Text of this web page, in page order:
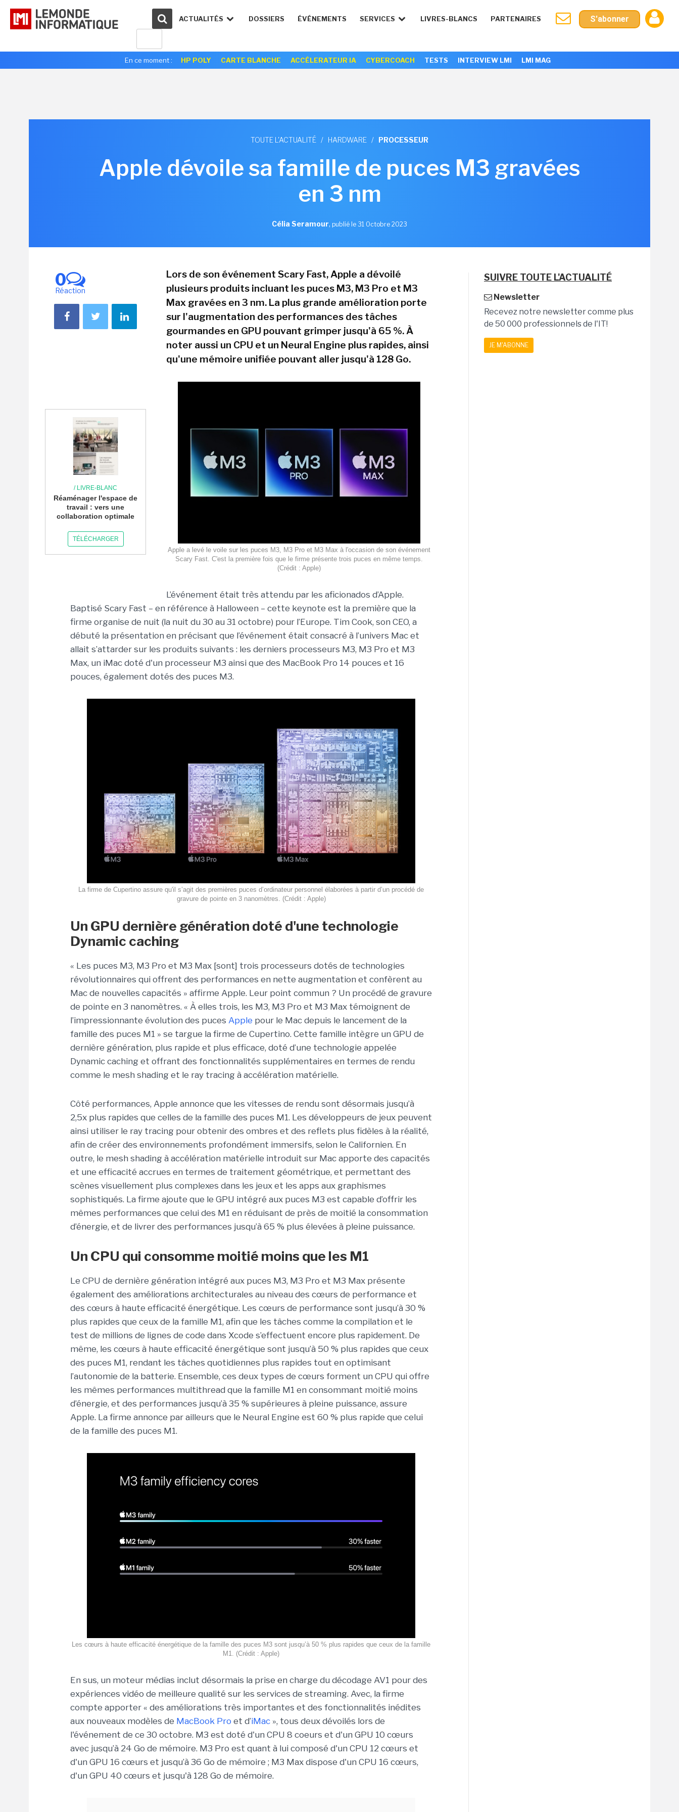
ACTUALITÉS DOSSIERS ÉVÉNEMENTS SERVICES LIVRES-BLANCS PARTENAIRES S'abonner
En ce moment : HP POLY CARTE BLANCHE ACCÉLERATEUR IA CYBERCOACH TESTS INTERVIEW LMI LMI MAG
TOUTE L'ACTUALITÉ / HARDWARE / PROCESSEUR
Apple dévoile sa famille de puces M3 gravées
en 3 nm
Célia Seramour, publié le 31 Octobre 2023
0
Réaction
/ LIVRE-BLANC
Réaménager l'espace de
travail : vers une
collaboration optimale
TÉLÉCHARGER
Lors de son événement Scary Fast, Apple a dévoilé
plusieurs produits incluant les puces M3, M3 Pro et M3
Max gravées en 3 nm. La plus grande amélioration porte
sur l'augmentation des performances des tâches
gourmandes en GPU pouvant grimper jusqu'à 65 %. À
noter aussi un CPU et un Neural Engine plus rapides, ainsi
qu'une mémoire unifiée pouvant aller jusqu'à 128 Go.
Apple a levé le voile sur les puces M3, M3 Pro et M3 Max à l'occasion de son événement
Scary Fast. C'est la première fois que le firme présente trois puces en même temps.
(Crédit : Apple)
L’événement était très attendu par les aficionados d’Apple.
Baptisé Scary Fast – en référence à Halloween – cette keynote est la première que la
firme organise de nuit (la nuit du 30 au 31 octobre) pour l’Europe. Tim Cook, son CEO, a
débuté la présentation en précisant que l’événement était consacré à l’univers Mac et
allait s’attarder sur les produits suivants : les derniers processeurs M3, M3 Pro et M3
Max, un iMac doté d'un processeur M3 ainsi que des MacBook Pro 14 pouces et 16
pouces, également dotés des puces M3.
La firme de Cupertino assure qu'il s’agit des premières puces d’ordinateur personnel élaborées à partir d’un procédé de
gravure de pointe en 3 nanomètres. (Crédit : Apple)
Un GPU dernière génération doté d'une technologie
Dynamic caching
« Les puces M3, M3 Pro et M3 Max [sont] trois processeurs dotés de technologies
révolutionnaires qui offrent des performances en nette augmentation et confèrent au
Mac de nouvelles capacités » affirme Apple. Leur point commun ? Un procédé de gravure
de pointe en 3 nanomètres. « À elles trois, les M3, M3 Pro et M3 Max témoignent de
l’impressionnante évolution des puces Apple pour le Mac depuis le lancement de la
famille des puces M1 » se targue la firme de Cupertino. Cette famille intègre un GPU de
dernière génération, plus rapide et plus efficace, doté d’une technologie appelée
Dynamic caching et offrant des fonctionnalités supplémentaires en termes de rendu
comme le mesh shading et le ray tracing à accélération matérielle.
Côté performances, Apple annonce que les vitesses de rendu sont désormais jusqu’à
2,5x plus rapides que celles de la famille des puces M1. Les développeurs de jeux peuvent
ainsi utiliser le ray tracing pour obtenir des ombres et des reflets plus fidèles à la réalité,
afin de créer des environnements profondément immersifs, selon le Californien. En
outre, le mesh shading à accélération matérielle introduit sur Mac apporte des capacités
et une efficacité accrues en termes de traitement géométrique, et permettant des
scènes visuellement plus complexes dans les jeux et les apps aux graphismes
sophistiqués. La firme ajoute que le GPU intégré aux puces M3 est capable d’offrir les
mêmes performances que celui des M1 en réduisant de près de moitié la consommation
d’énergie, et de livrer des performances jusqu’à 65 % plus élevées à pleine puissance.
Un CPU qui consomme moitié moins que les M1
Le CPU de dernière génération intégré aux puces M3, M3 Pro et M3 Max présente
également des améliorations architecturales au niveau des cœurs de performance et
des cœurs à haute efficacité énergétique. Les cœurs de performance sont jusqu’à 30 %
plus rapides que ceux de la famille M1, afin que les tâches comme la compilation et le
test de millions de lignes de code dans Xcode s’effectuent encore plus rapidement. De
même, les cœurs à haute efficacité énergétique sont jusqu’à 50 % plus rapides que ceux
des puces M1, rendant les tâches quotidiennes plus rapides tout en optimisant
l’autonomie de la batterie. Ensemble, ces deux types de cœurs forment un CPU qui offre
les mêmes performances multithread que la famille M1 en consommant moitié moins
d’énergie, et des performances jusqu’à 35 % supérieures à pleine puissance, assure
Apple. La firme annonce par ailleurs que le Neural Engine est 60 % plus rapide que celui
de la famille des puces M1.
Les cœurs à haute efficacité énergétique de la famille des puces M3 sont jusqu’à 50 % plus rapides que ceux de la famille
M1. (Crédit : Apple)
En sus, un moteur médias inclut désormais la prise en charge du décodage AV1 pour des
expériences vidéo de meilleure qualité sur les services de streaming. Avec, la firme
compte apporter « des améliorations très importantes et des fonctionnalités inédites
aux nouveaux modèles de MacBook Pro et d’iMac », tous deux dévoilés lors de
l'événement de ce 30 octobre. M3 est doté d'un CPU 8 coeurs et d'un GPU 10 cœurs
avec jusqu’à 24 Go de mémoire. M3 Pro est quant à lui composé d'un CPU 12 cœurs et
d'un GPU 16 cœurs et jusqu’à 36 Go de mémoire ; M3 Max dispose d'un CPU 16 cœurs,
d'un GPU 40 cœurs et jusqu'à 128 Go de mémoire.
SUIVRE TOUTE L'ACTUALITÉ
Newsletter
Recevez notre newsletter comme plus
de 50 000 professionnels de l'IT!
JE M'ABONNE